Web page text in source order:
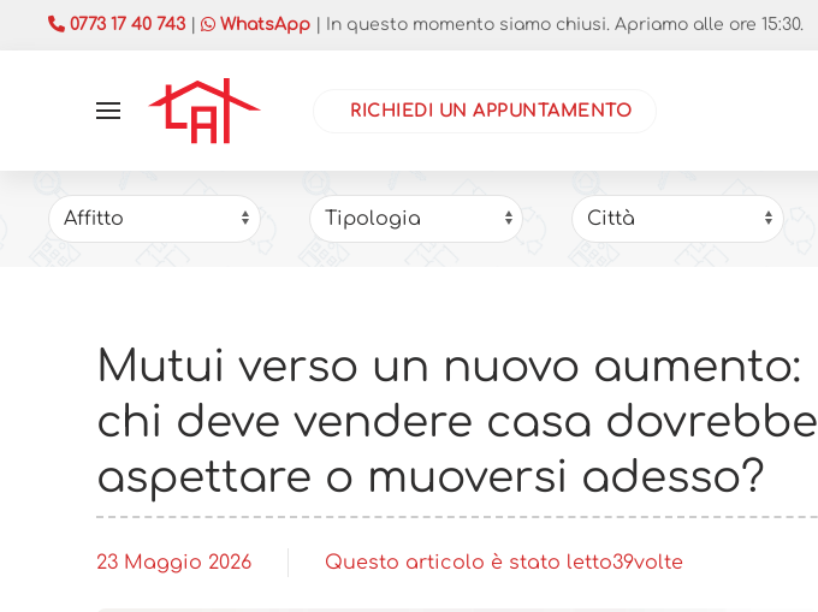
0773 17 40 743 WhatsApp | In questo momento siamo chiusi. Apriamo alle ore 15:30.
RICHIEDI UN APPUNTAMENTO
Mutui verso un nuovo aumento:
chi deve vendere casa dovrebbe
aspettare o muoversi adesso?
23 Maggio 2026 Questo articolo è stato letto39volte